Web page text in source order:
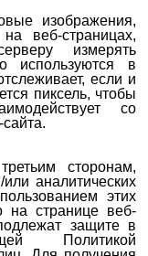
изображения,
веб-страницах,
измерять
используются в
если и
пиксель, чтобы
со
сторонам,
аналитических
этих
на странице веб-
защите в
Политикой